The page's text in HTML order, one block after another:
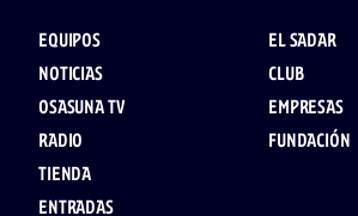
EQUIPOS
NOTICIAS
OSASUNA TV
RADIO
TIENDA
ENTRADAS
EL SADAR
CLUB
EMPRESAS
FUNDACIÓN